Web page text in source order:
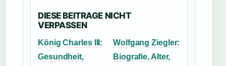
DIESE BEITRAGE NICHT
VERPASSEN
König Charles III:
Gesundheit,
Wolfgang Ziegler:
Biografie, Alter,